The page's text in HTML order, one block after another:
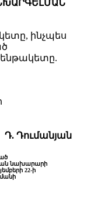
ինչպես
Դ. Դումանյան
նախարարի
22-ի